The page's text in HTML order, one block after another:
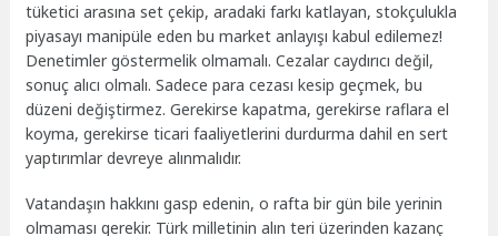
tüketici arasına set çekip, aradaki farkı katlayan, stokçulukla
piyasayı manipüle eden bu market anlayışı kabul edilemez!
Denetimler göstermelik olmamalı. Cezalar caydırıcı değil,
sonuç alıcı olmalı. Sadece para cezası kesip geçmek, bu
düzeni değiştirmez. Gerekirse kapatma, gerekirse raflara el
koyma, gerekirse ticari faaliyetlerini durdurma dahil en sert
yaptırımlar devreye alınmalıdır.
Vatandaşın hakkını gasp edenin, o rafta bir gün bile yerinin
olmaması gerekir. Türk milletinin alın teri üzerinden kazanç